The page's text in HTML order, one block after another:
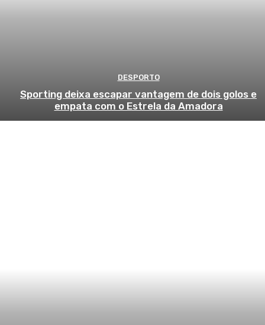
DESPORTO
Sporting deixa escapar vantagem de dois golos e
empata com o Estrela da Amadora